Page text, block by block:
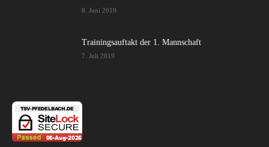
8. Juni 2019
Trainingsauftakt der 1. Mannschaft
7. Juli 2019